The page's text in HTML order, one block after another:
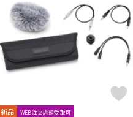
新品 WEB注文店頭受取可